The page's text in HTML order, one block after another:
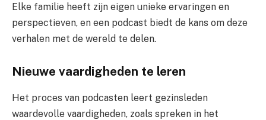
Elke familie heeft zijn eigen unieke ervaringen en
perspectieven, en een podcast biedt de kans om deze
verhalen met de wereld te delen.
Nieuwe vaardigheden te leren
Het proces van podcasten leert gezinsleden
waardevolle vaardigheden, zoals spreken in het